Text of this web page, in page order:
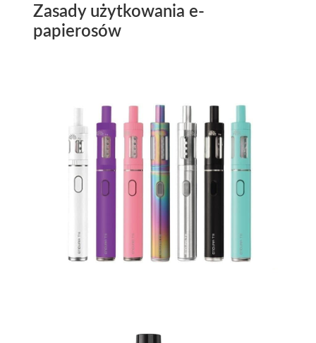
Zasady użytkowania e-
papierosów